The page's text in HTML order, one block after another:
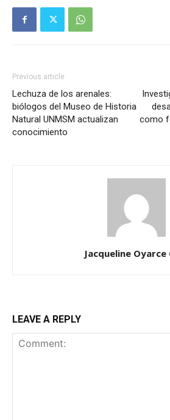
Previous article
Lechuza de los arenales:
biólogos del Museo de Historia
Natural UNMSM actualizan
conocimiento
como
Jacqueline Oyarce
LEAVE A REPLY